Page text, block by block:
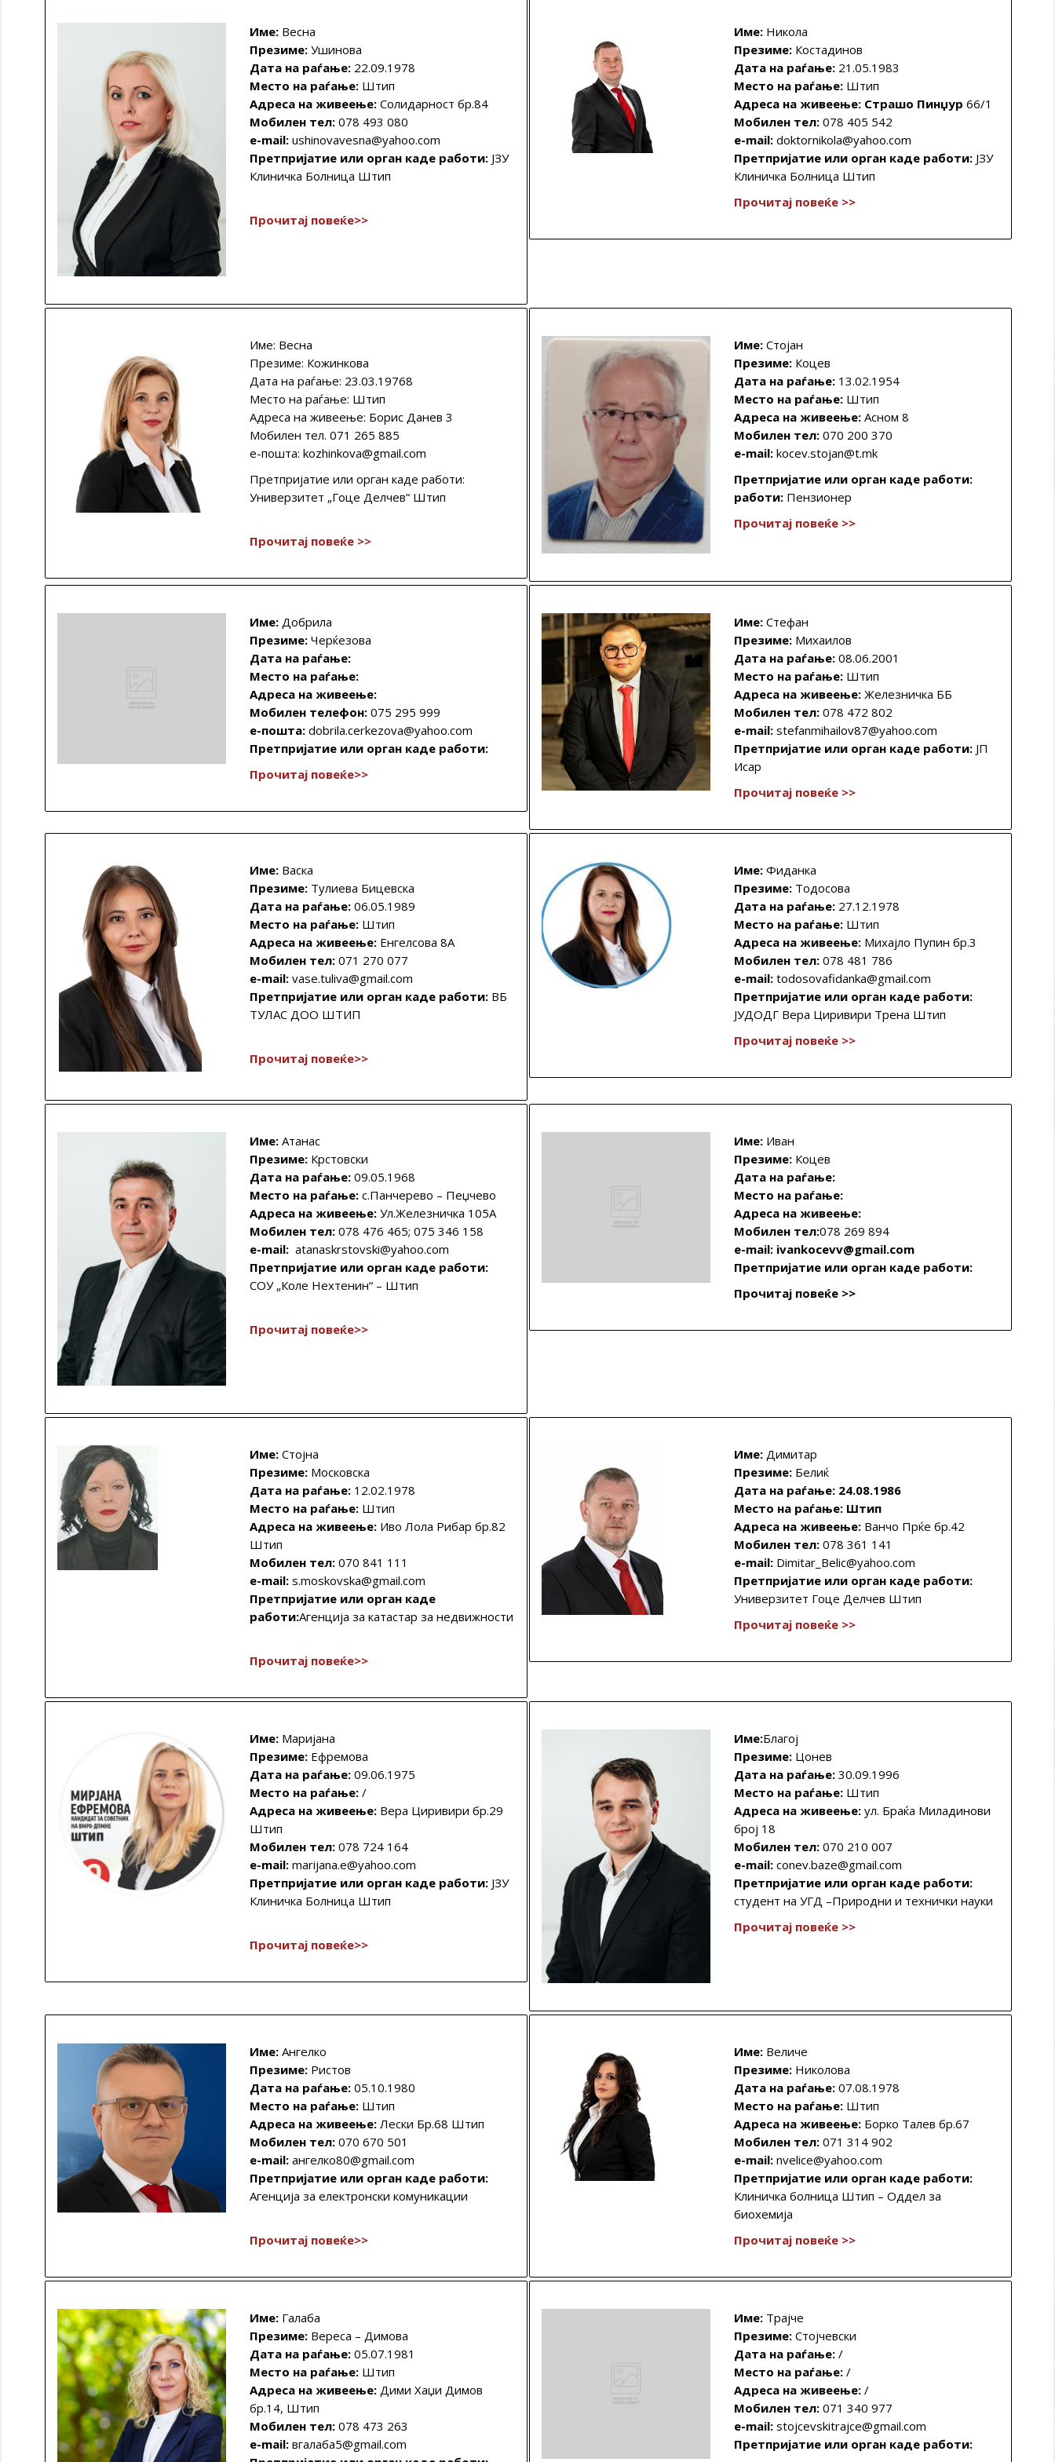
Име: Весна
Презиме: Ушинова
Дата на раѓање: 22.09.1978
Место на раѓање: Штип
Адреса на живеење:Солидарност бр.84
Мобилен тел:078 493 080
e-mail: ushinovavesna@yahoo.com
Претпријатие или орган каде работи: ЈЗУ
Клиничка Болница Штип
Прочитај повеќе>>
Име: Никола
Презиме: Костадинов
Дата на раѓање: 21.05.1983
Место на раѓање: Штип
Адреса на живеење: Страшо Пинџур66/1
Мобилен тел: 078 405 542
e-mail:doktornikola@yahoo.com
Претпријатие или орган каде работи: ЈЗУ
Клиничка Болница Штип
Прочитај повеќе >>
Име: Весна
Презиме: Кожинкова
Дата на раѓање: 23.03.19768
Место на раѓање: Штип
Адреса на живеење: Борис Данев 3
Мобилен тел. 071 265 885
e-пошта: kozhinkova@gmail.com
Претпријатие или орган каде работи:
Универзитет „Гоце Делчев“ Штип
Прочитај повеќе >>
Име:Стојан
Презиме: Коцев
Дата на раѓање: 13.02.1954
Место на раѓање: Штип
Адреса на живеење: Асном 8
Мобилен тел: 070 200 370
e-mail:kocev.stojan@t.mk
Претпријатие или орган каде работи:
работи: Пензионер
Прочитај повеќе >>
Име: Добрила
Презиме: Черќезова
Дата на раѓање:
Место на раѓање:
Адреса на живеење:
Мобилен телефон: 075 295 999
е-пошта: dobrila.cerkezova@yahoo.com
Претпријатие или орган каде работи:
Прочитај повеќе>>
Име:Стефан
Презиме: Михаилов
Дата на раѓање:08.06.2001
Место на раѓање: Штип
Адреса на живеење:Железничка ББ
Мобилен тел: 078 472 802
e-mail: stefanmihailov87@yahoo.com
Претпријатие или орган каде работи: ЈП
Исар
Прочитај повеќе >>
Име: Вaска
Презиме: Тулиева Бицевска
Дата на раѓање: 06.05.1989
Место на раѓање: Штип
Адреса на живеење: Енгелсова 8А
Мобилен тел: 071 270 077
e-mail:vase.tuliva@gmail.com
Претпријатие или орган каде работи: ВБ
ТУЛАС ДОО ШТИП
Прочитај повеќе>>
Име:Фиданка
Презиме: Тодосова
Дата на раѓање: 27.12.1978
Место на раѓање: Штип
Адреса на живеење: Михајло Пупин бр.3
Мобилен тел: 078 481 786
e-mail:todosovafidanka@gmail.com
Претпријатие или орган каде работи:
ЈУДОДГ Вера Циривири Трена Штип
Прочитај повеќе >>
Име:Атанас
Презиме: Крстовски
Дата на раѓање: 09.05.1968
Место на раѓање: с.Панчерево – Пеџчево
Адреса на живеење: Ул.Железничка 105А
Мобилен тел: 078 476 465; 075 346 158
e-mail: atanaskrstovski@yahoo.com
Претпријатие или орган каде работи:
СОУ „Коле Нехтенин“ – Штип
Прочитај повеќе>>
Име: Иван
Презиме: Коцев
Дата на раѓање:
Место на раѓање:
Адреса на живеење:
Мобилен тел:078 269 894
e-mail: ivankocevv@gmail.com
Претпријатие или орган каде работи:
Прочитај повеќе >>
Име:Стојна
Презиме: Московска
Дата на раѓање: 12.02.1978
Место на раѓање: Штип
Адреса на живеење: Иво Лола Рибар бр.82
Штип
Мобилен тел: 070 841 111
e-mail:s.moskovska@gmail.com
Претпријатие или орган каде
работи:Агенција за катастар за недвижности
Прочитај повеќе>>
Име:Димитар
Презиме: Белиќ
Дата на раѓање: 24.08.1986
Место на раѓање: Штип
Адреса на живеење: Ванчо Прќе бр.42
Мобилен тел: 078 361 141
e-mail: Dimitar_Belic@yahoo.com
Претпријатие или орган каде работи:
Универзитет Гоце Делчев Штип
Прочитај повеќе >>
Име: Маријана
Презиме: Ефремова
Дата на раѓање: 09.06.1975
Место на раѓање: /
Адреса на живеење: Вера Циривири бр.29
Штип
Мобилен тел: 078 724 164
e-mail: marijana.e@yahoo.com
Претпријатие или орган каде работи: ЈЗУ
Клиничка Болница Штип
Прочитај повеќе>>
Име:Благој
Презиме: Цонев
Дата на раѓање: 30.09.1996
Место на раѓање: Штип
Адреса на живеење: ул. Браќа Миладинови
број 18
Мобилен тел: 070 210 007
e-mail:conev.baze@gmail.com
Претпријатие или орган каде работи:
студент на УГД –Природни и технички науки
Прочитај повеќе >>
Име:Ангелко
Презиме: Ристов
Дата на раѓање:05.10.1980
Место на раѓање: Штип
Адреса на живеење: Лески Бр.68 Штип
Мобилен тел: 070 670 501
e-mail:ангелко80@gmail.com
Претпријатие или орган каде работи:
Агенција за електронски комуникации
Прочитај повеќе>>
Име: Величе
Презиме: Николова
Дата на раѓање: 07.08.1978
Место на раѓање: Штип
Адреса на живеење: Борко Талев бр.67
Мобилен тел: 071 314 902
e-mail:nvelice@yahoo.com
Претпријатие или орган каде работи:
Клиничка болница Штип – Оддел за
биохемија
Прочитај повеќе >>
Име: Галаба
Презиме: Вереса – Димова
Дата на раѓање: 05.07.1981
Место на раѓање: Штип
Адреса на живеење: Дими Хаџи Димов
бр.14, Штип
Мобилен тел: 078 473 263
e-mail: вгалаба5@gmail.com
Име: Трајче
Презиме: Стојчевски
Дата на раѓање: /
Место на раѓање: /
Адреса на живеење: /
Мобилен тел: 071 340 977
e-mail:stojcevskitrajce@gmail.com
Претпријатие или орган каде работи: